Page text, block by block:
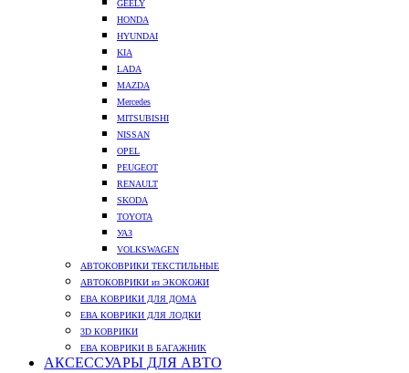
GEELY
HONDA
HYUNDAI
KIA
LADA
MAZDA
Mercedes
MITSUBISHI
NISSAN
OPEL
PEUGEOT
RENAULT
SKODA
TOYOTA
УАЗ
VOLKSWAGEN
АВТОКОВРИКИ ТЕКСТИЛЬНЫЕ
АВТОКОВРИКИ из ЭКОКОЖИ
ЕВА КОВРИКИ ДЛЯ ДОМА
ЕВА КОВРИКИ ДЛЯ ЛОДКИ
3D КОВРИКИ
ЕВА КОВРИКИ В БАГАЖНИК
АКСЕССУАРЫ ДЛЯ АВТО